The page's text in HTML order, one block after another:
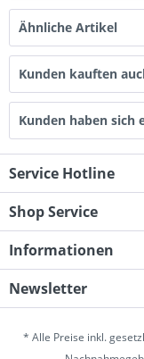
Ähnliche Artikel
Kunden kauften
Kunden haben sich
Service Hotline
Shop Service
Informationen
Newsletter
* Alle Preise inkl.